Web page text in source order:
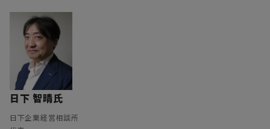
日下 智晴氏
日下企業経営相談所